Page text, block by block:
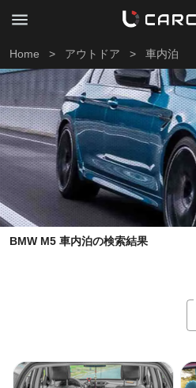
Home > アウトドア > 車内泊
BMW M5 車内泊の検索結果